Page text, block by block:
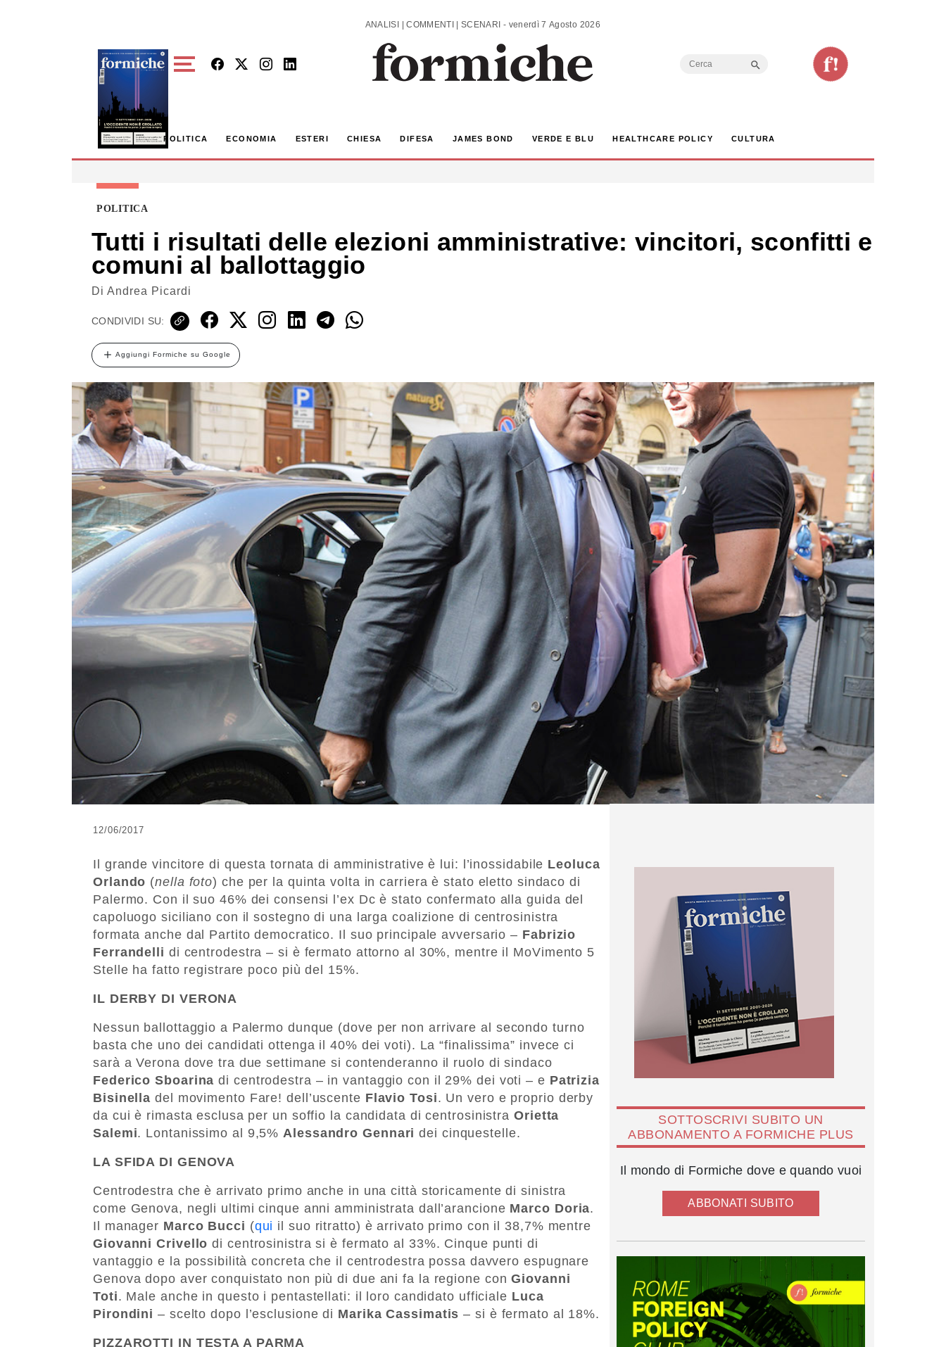
ANALISI | COMMENTI | SCENARI - venerdì 7 Agosto 2026
Search
POLITICA ECONOMIA ESTERI CHIESA DIFESA JAMES BOND VERDE E BLU HEALTHCARE POLICY CULTURA
POLITICA
Tutti i risultati delle elezioni amministrative: vincitori, sconfitti e
comuni al ballottaggio
Di Andrea Picardi
CONDIVIDI SU:
Aggiungi Formiche su Google
12/06/2017
Il grande vincitore di questa tornata di amministrative è lui: l’inossidabile Leoluca
Orlando (nella foto) che per la quinta volta in carriera è stato eletto sindaco di
Palermo. Con il suo 46% dei consensi l’ex Dc è stato confermato alla guida del
capoluogo siciliano con il sostegno di una larga coalizione di centrosinistra
formata anche dal Partito democratico. Il suo principale avversario – Fabrizio
Ferrandelli di centrodestra – si è fermato attorno al 30%, mentre il MoVimento 5
Stelle ha fatto registrare poco più del 15%.
IL DERBY DI VERONA
Nessun ballottaggio a Palermo dunque (dove per non arrivare al secondo turno
basta che uno dei candidati ottenga il 40% dei voti). La “finalissima” invece ci
sarà a Verona dove tra due settimane si contenderanno il ruolo di sindaco
Federico Sboarina di centrodestra – in vantaggio con il 29% dei voti – e Patrizia
Bisinella del movimento Fare! dell’uscente Flavio Tosi. Un vero e proprio derby
da cui è rimasta esclusa per un soffio la candidata di centrosinistra Orietta
Salemi. Lontanissimo al 9,5% Alessandro Gennari dei cinquestelle.
LA SFIDA DI GENOVA
Centrodestra che è arrivato primo anche in una città storicamente di sinistra
come Genova, negli ultimi cinque anni amministrata dall’arancione Marco Doria.
Il manager Marco Bucci (qui il suo ritratto) è arrivato primo con il 38,7% mentre
Giovanni Crivello di centrosinistra si è fermato al 33%. Cinque punti di
vantaggio e la possibilità concreta che il centrodestra possa davvero espugnare
Genova dopo aver conquistato non più di due ani fa la regione conGiovanni
Toti. Male anche in questo i pentastellati: il loro candidato ufficiale Luca
Pirondini – scelto dopo l’esclusione di Marika Cassimatis – si è fermato al 18%.
PIZZAROTTI IN TESTA A PARMA
SOTTOSCRIVI SUBITO UN
ABBONAMENTO A FORMICHE PLUS
Il mondo di Formiche dove e quando vuoi
ABBONATI SUBITO